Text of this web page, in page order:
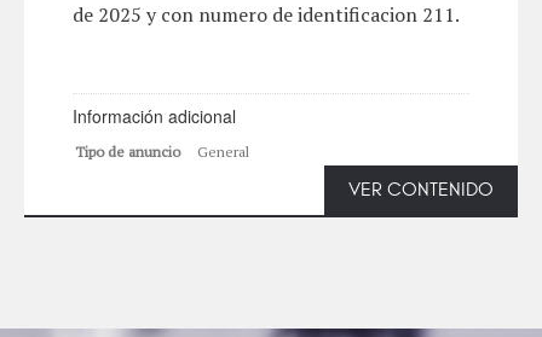
de 2025 y con numero de identificacion 211.
Información adicional
Tipo de anuncio General
VER CONTENIDO